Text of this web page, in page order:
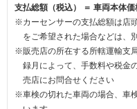
支払総額（税込） ＝ 車両本体価
※カーセンサーの支払総額は店
をご希望された場合などは、
※販売店の所在する所轄運輸支
録月によって、手数料や税金
売店にお問合せください
※車検の切れた車両の場合、車